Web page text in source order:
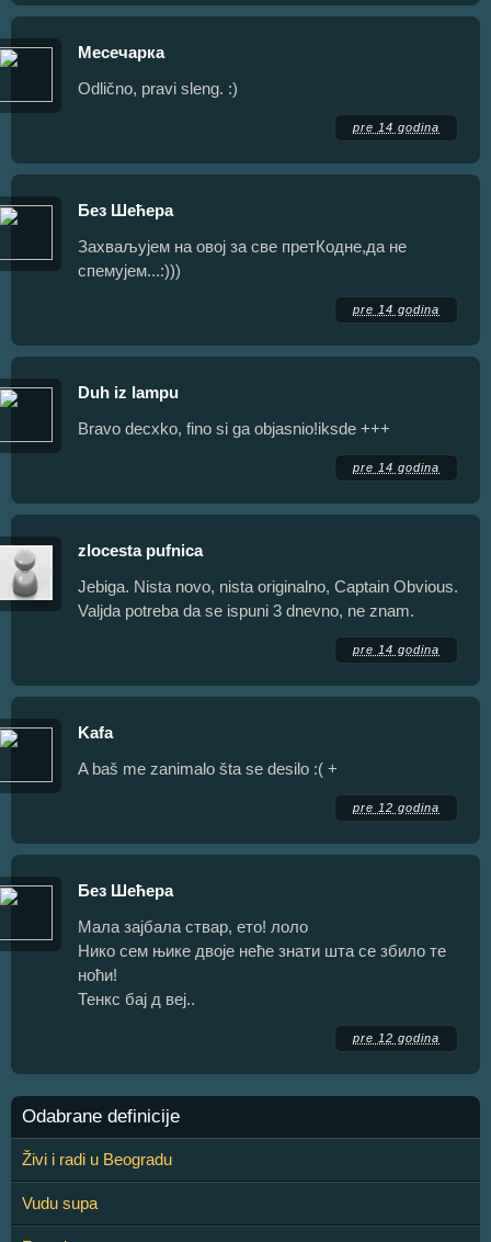
Месечарка
Odlično, pravi sleng. :)
pre 14 godina
Без Шећера
Захваљујем на овој за све претКодне,да не
спемујем...:)))
pre 14 godina
Duh iz lampu
Bravo decxko, fino si ga objasnio!iksde +++
pre 14 godina
zlocesta pufnica
Jebiga. Nista novo, nista originalno, Captain Obvious.
Valjda potreba da se ispuni 3 dnevno, ne znam.
pre 14 godina
Kafa
A baš me zanimalo šta se desilo :( +
pre 12 godina
Без Шећера
Мала зајбала ствар, ето! лоло
Нико сем њике двоје неће знати шта се збило те
ноћи!
Тенкс бај д веј..
pre 12 godina
Odabrane definicije
Živi i radi u Beogradu
Vudu supa